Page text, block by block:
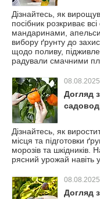
Дізнайтесь, як
посібник розкриває
мандаринами,
вибору ґрунту до
щодо поливу,
радували смачними
08.08.2025
Догляд
Дізнайтесь, як
місця та підготовки
морозів та
рясний урожай навіть у
08.08.2025
Догляд